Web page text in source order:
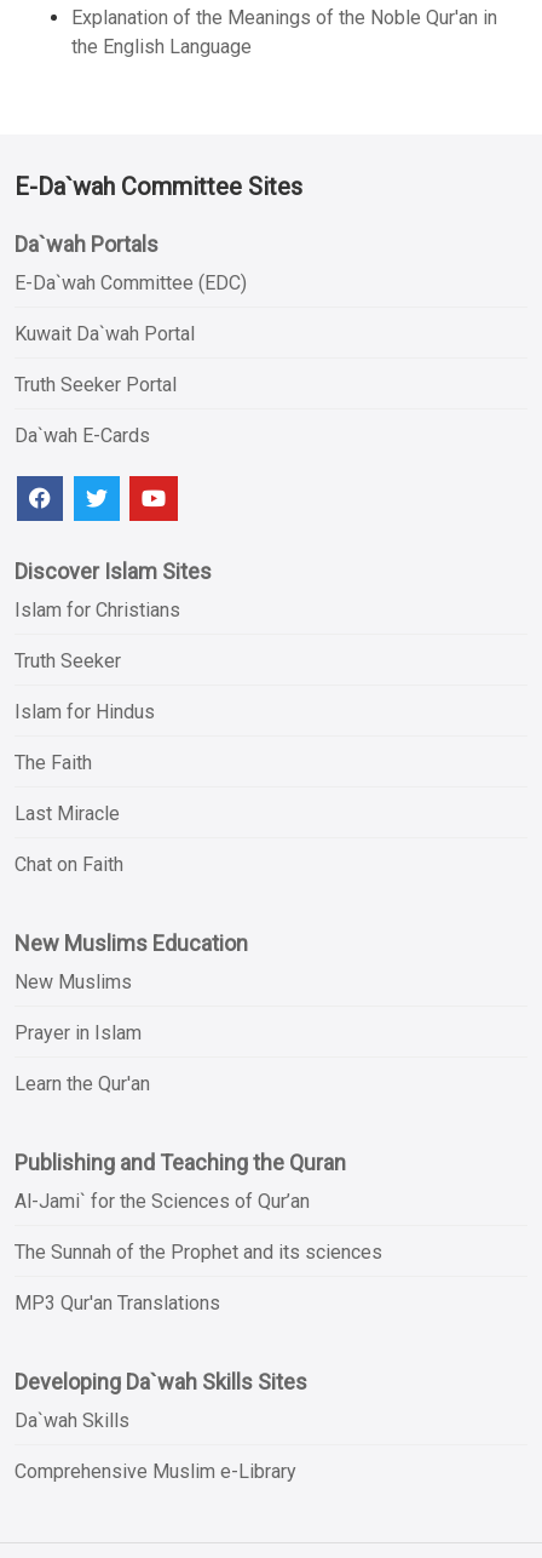
Explanation of the Meanings of the Noble Qur'an in
the English Language
E-Da`wah Committee Sites
Da`wah Portals
E-Da`wah Committee (EDC)
Kuwait Da`wah Portal
Truth Seeker Portal
Da`wah E-Cards
Discover Islam Sites
Islam for Christians
Truth Seeker
Islam for Hindus
The Faith
Last Miracle
Chat on Faith
New Muslims Education
New Muslims
Prayer in Islam
Learn the Qur'an
Publishing and Teaching the Quran
Al-Jami` for the Sciences of Qur’an
The Sunnah of the Prophet and its sciences
MP3 Qur'an Translations
Developing Da`wah Skills Sites
Da`wah Skills
Comprehensive Muslim e-Library